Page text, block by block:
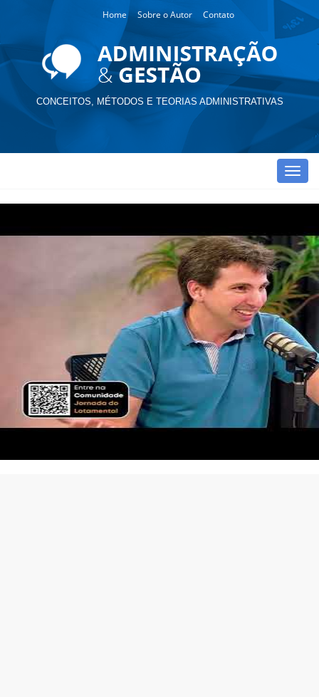
Home Sobre o Autor Contato
CONCEITOS, MÉTODOS E TEORIAS ADMINISTRATIVAS